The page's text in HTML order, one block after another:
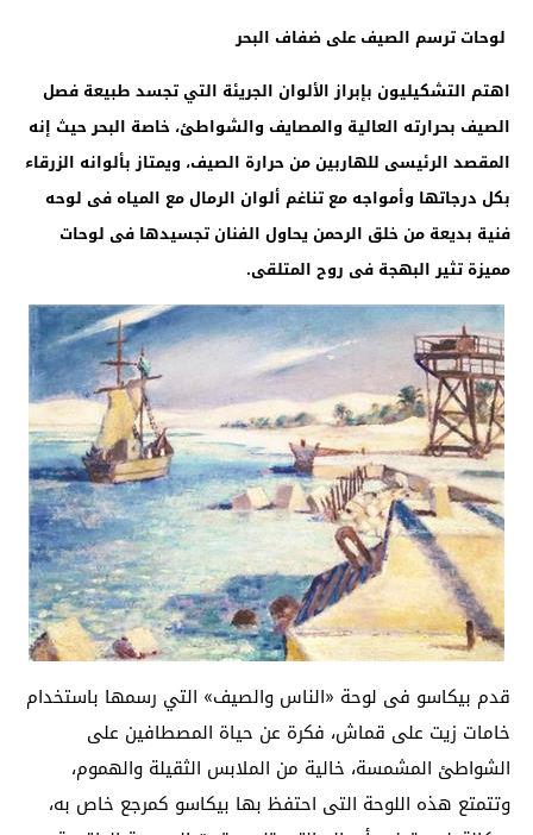
لوحات ترسم الصيف على ضفاف البحر
اهتم التشكيليون بإبراز الألوان الجريئة التي تجسد طبيعة فصل
الصيف بحرارته العالية والمصايف والشواطئ، خاصة البحر حيث إنه
المقصد الرئيسى للهاربين من حرارة الصيف، ويمتاز بألوانه الزرقاء
بكل درجاتها وأمواجه مع تناغم ألوان الرمال مع المياه فى لوحه
فنية بديعة من خلق الرحمن يحاول الفنان تجسيدها فى لوحات
مميزة تثير البهجة فى روح المتلقى.
قدم بيكاسو فى لوحة «الناس والصيف» التي رسمها باستخدام
خامات زيت على قماش، فكرة عن حياة المصطافين على
الشواطئ المشمسة، خالية من الملابس الثقيلة والهموم،
وتتمتع هذه اللوحة التى احتفظ بها بيكاسو كمرجع خاص به،